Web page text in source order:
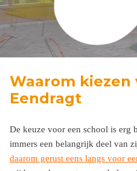
Waarom kiezen
Eendragt
De keuze voor een school is
immers een belangrijk deel van
daarom gerust eens langs voor